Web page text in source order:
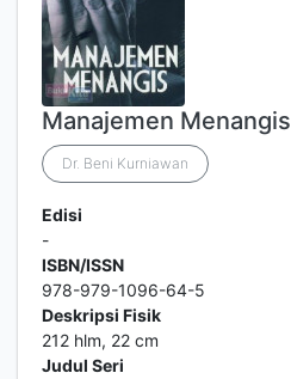
Manajemen Menangis
Dr. Beni Kurniawan
Edisi
-
ISBN/ISSN
978-979-1096-64-5
Deskripsi Fisik
212 hlm, 22 cm
Judul Seri